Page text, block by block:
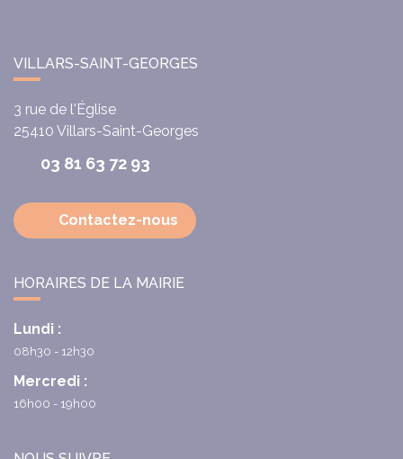
VILLARS-SAINT-GEORGES
3 rue de l'Église
25410 Villars-Saint-Georges
03 81 63 72 93
Contactez-nous
HORAIRES DE LA MAIRIE
Lundi :
08h30 - 12h30
Mercredi :
16h00 - 19h00